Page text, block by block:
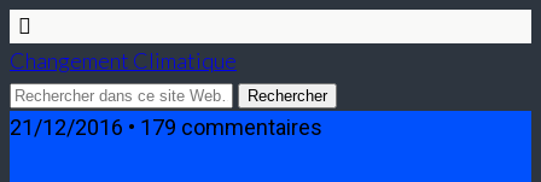
Changement Climatique
21/12/2016 • 179 commentaires